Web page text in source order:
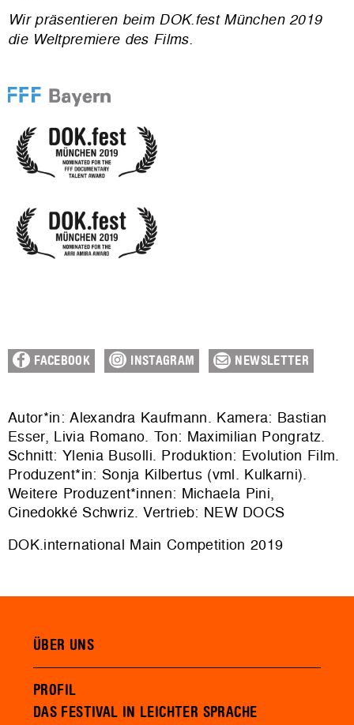
Wir präsentieren beim DOK.fest München 2019
die Weltpremiere des Films.
FACEBOOK INSTAGRAM NEWSLETTER
Autor*in: Alexandra Kaufmann. Kamera: Bastian
Esser, Livia Romano. Ton: Maximilian Pongratz.
Schnitt: Ylenia Busolli. Produktion: Evolution Film.
Produzent*in: Sonja Kilbertus (vml. Kulkarni).
Weitere Produzent*innen: Michaela Pini,
Cinedokké Schwriz. Vertrieb: NEW DOCS
DOK.international Main Competition 2019
ÜBER UNS
PROFIL
DAS FESTIVAL IN LEICHTER SPRACHE